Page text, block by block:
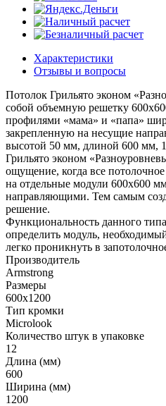
Характеристики
Отзывы и вопросы
Потолок Грильято эконом
собой объемную решетку
профилями «мама» и «папа»
закрепленную на несущие
высотой 50 мм, длиной 600 мм,
Грильято эконом
ощущение, когда все
на отдельные модули 600х600
направляющими. Тем самым
решение.
Функциональность данного
определить модуль,
легко проникнуть в
Производитель
Armstrong
Размеры
600x1200
Тип кромки
Microlook
Количество штук в упаковке
12
Длина (мм)
600
Ширина (мм)
1200